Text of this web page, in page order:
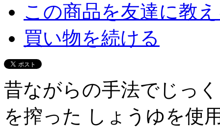
この商品を友達に教
買い物を続ける
昔ながらの手法でじっ
を搾った しょうゆを使